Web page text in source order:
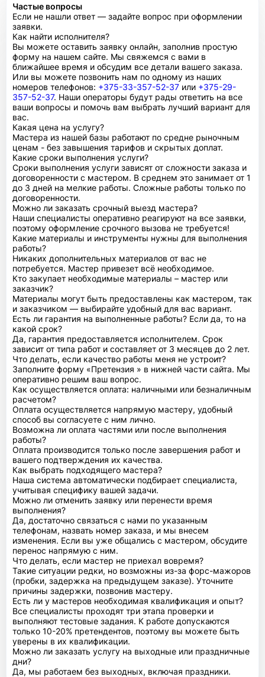
Частые вопросы
Если не нашли ответ — задайте вопрос при оформлении
заявки.
Как найти исполнителя?
Вы можете оставить заявку онлайн, заполнив простую
форму на нашем сайте. Мы свяжемся с вами в
ближайшее время и обсудим все детали вашего заказа.
Или вы можете позвонить нам по одному из наших
номеров телефонов: +375-33-357-52-37 или +375-29-
357-52-37. Наши операторы будут рады ответить на все
ваши вопросы и помочь вам выбрать лучший вариант для
вас.
Какая цена на услугу?
Мастера из нашей базы работают по средне рыночным
ценам - без завышения тарифов и скрытых доплат.
Какие сроки выполнения услуги?
Сроки выполнения услуги зависят от сложности заказа и
договоренности с мастером. В среднем это занимает от 1
до 3 дней на мелкие работы. Сложные работы только по
договоренности.
Можно ли заказать срочный выезд мастера?
Наши специалисты оперативно реагируют на все заявки,
поэтому оформление срочного вызова не требуется!
Какие материалы и инструменты нужны для выполнения
работы?
Никаких дополнительных материалов от вас не
потребуется. Мастер привезет всё необходимое.
Кто закупает необходимые материалы – мастер или
заказчик?
Материалы могут быть предоставлены как мастером, так
и заказчиком — выбирайте удобный для вас вариант.
Есть ли гарантия на выполненные работы? Если да, то на
какой срок?
Да, гарантия предоставляется исполнителем. Срок
зависит от типа работ и составляет от 3 месяцев до 2 лет.
Что делать, если качество работы меня не устроит?
Заполните форму «Претензия » в нижней части сайта. Мы
оперативно решим ваш вопрос.
Как осуществляется оплата: наличными или безналичным
расчетом?
Оплата осуществляется напрямую мастеру, удобный
способ вы согласуете с ним лично.
Возможна ли оплата частями или после выполнения
работы?
Оплата производится только после завершения работ и
вашего подтверждения их качества.
Как выбрать подходящего мастера?
Наша система автоматически подбирает специалиста,
учитывая специфику вашей задачи.
Можно ли отменить заявку или перенести время
выполнения?
Да, достаточно связаться с нами по указанным
телефонам, назвать номер заказа, и мы внесем
изменения. Если вы уже общались с мастером, обсудите
перенос напрямую с ним.
Что делать, если мастер не приехал вовремя?
Такие ситуации редки, но возможны из-за форс-мажоров
(пробки, задержка на предыдущем заказе). Уточните
причины задержки, позвонив мастеру.
Есть ли у мастеров необходимая квалификация и опыт?
Все специалисты проходят три этапа проверки и
выполняют тестовые задания. К работе допускаются
только 10-20% претендентов, поэтому вы можете быть
уверены в их квалификации.
Можно ли заказать услугу на выходные или праздничные
дни?
Да, мы работаем без выходных, включая праздники.